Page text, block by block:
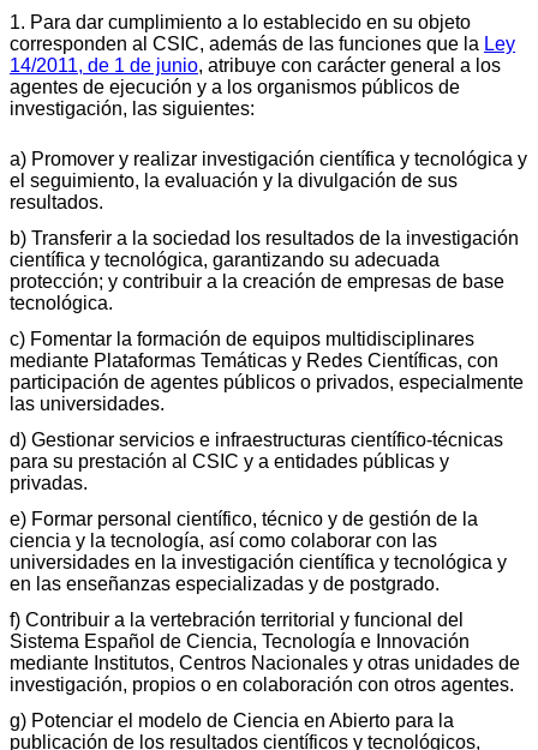
1. Para dar cumplimiento a lo establecido en su objeto
corresponden al CSIC, además de las funciones que la Ley
14/2011, de 1 de junio, atribuye con carácter general a los
agentes de ejecución y a los organismos públicos de
investigación, las siguientes:
a) Promover y realizar investigación científica y tecnológica y
el seguimiento, la evaluación y la divulgación de sus
resultados.
b) Transferir a la sociedad los resultados de la investigación
científica y tecnológica, garantizando su adecuada
protección; y contribuir a la creación de empresas de base
tecnológica.
c) Fomentar la formación de equipos multidisciplinares
mediante Plataformas Temáticas y Redes Científicas, con
participación de agentes públicos o privados, especialmente
las universidades.
d) Gestionar servicios e infraestructuras científico-técnicas
para su prestación al CSIC y a entidades públicas y
privadas.
e) Formar personal científico, técnico y de gestión de la
ciencia y la tecnología, así como colaborar con las
universidades en la investigación científica y tecnológica y
en las enseñanzas especializadas y de postgrado.
f) Contribuir a la vertebración territorial y funcional del
Sistema Español de Ciencia, Tecnología e Innovación
mediante Institutos, Centros Nacionales y otras unidades de
investigación, propios o en colaboración con otros agentes.
g) Potenciar el modelo de Ciencia en Abierto para la
publicación de los resultados científicos y tecnológicos,